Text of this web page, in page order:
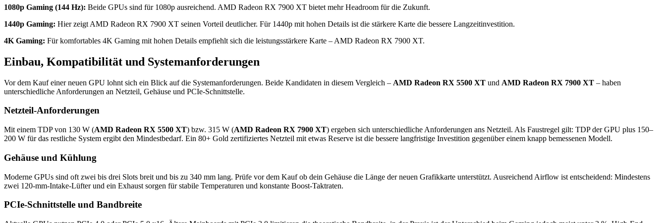
1080p Gaming (144 Hz): Beide GPUs sind für 1080p ausreichend. AMD Radeon RX 7900 XT bietet mehr Headroom für die Zukunft.
1440p Gaming: Hier zeigt AMD Radeon RX 7900 XT seinen Vorteil deutlicher. Für 1440p mit hohen Details ist die stärkere Karte die bessere Langzeitinvestition.
4K Gaming: Für komfortables 4K Gaming mit hohen Details empfiehlt sich die leistungsstärkere Karte – AMD Radeon RX 7900 XT.
Einbau, Kompatibilität und Systemanforderungen
Vor dem Kauf einer neuen GPU lohnt sich ein Blick auf die Systemanforderungen. Beide Kandidaten in diesem Vergleich – AMD Radeon RX 5500 XT und AMD Radeon RX 7900 XT – haben
unterschiedliche Anforderungen an Netzteil, Gehäuse und PCIe-Schnittstelle.
Netzteil-Anforderungen
Mit einem TDP von 130 W (AMD Radeon RX 5500 XT) bzw. 315 W (AMD Radeon RX 7900 XT) ergeben sich unterschiedliche Anforderungen ans Netzteil. Als Faustregel gilt: TDP der GPU plus 150–
200 W für das restliche System ergibt den Mindestbedarf. Ein 80+ Gold zertifiziertes Netzteil mit etwas Reserve ist die bessere langfristige Investition gegenüber einem knapp bemessenen Modell.
Gehäuse und Kühlung
Moderne GPUs sind oft zwei bis drei Slots breit und bis zu 340 mm lang. Prüfe vor dem Kauf ob dein Gehäuse die Länge der neuen Grafikkarte unterstützt. Ausreichend Airflow ist entscheidend: Mindestens
zwei 120-mm-Intake-Lüfter und ein Exhaust sorgen für stabile Temperaturen und konstante Boost-Taktraten.
PCIe-Schnittstelle und Bandbreite